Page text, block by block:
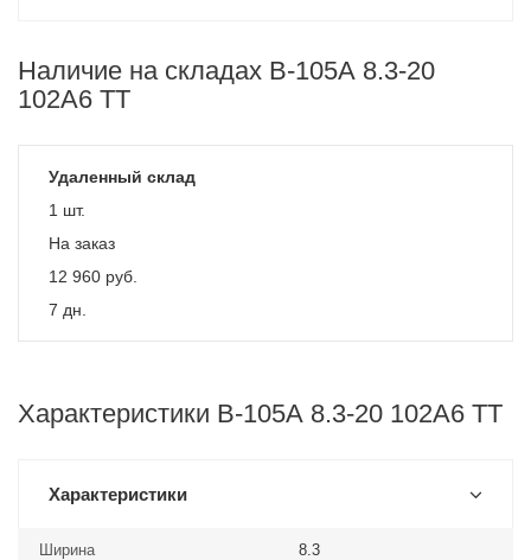
Наличие на складах В-105А 8.3-20
102A6 TT
Удаленный склад
1 шт.
На заказ
12 960 руб.
7 дн.
Характеристики В-105А 8.3-20 102A6 TT
Характеристики
Ширина 8.3